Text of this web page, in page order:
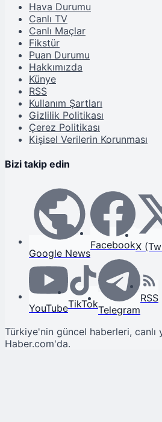
Hava Durumu
Canlı TV
Canlı Maçlar
Fikstür
Puan Durumu
Hakkımızda
Künye
RSS
Kullanım Şartları
Gizlilik Politikası
Çerez Politikası
Kişisel Verilerin Korunması
Bizi takip edin
Google News
FacebookX
YouTubeTikTokTelegram
RSS
Türkiye'nin güncel haberleri, canlı
Haber.com'da.